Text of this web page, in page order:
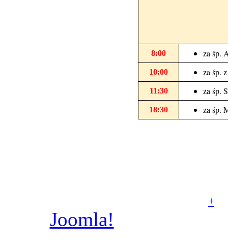
8:00 za śp.
10:00 za śp.
11:30 za śp.
18:30 za śp.
+
Joomla!